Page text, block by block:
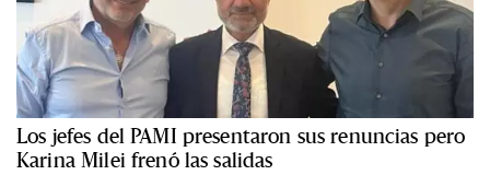
Los jefes del PAMI presentaron sus renuncias pero
Karina Milei frenó las salidas